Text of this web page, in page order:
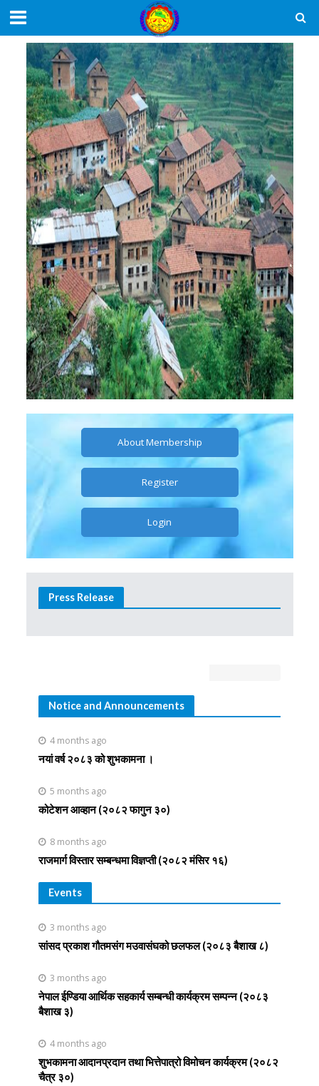
About Membership
Register
Login
Press Release
Notice and Announcements
4 months ago
नयां वर्ष २०८३ को शुभकामना ।
5 months ago
कोटेशन आव्हान (२०८२ फागुन ३०)
8 months ago
राजमार्ग विस्तार सम्बन्धमा विज्ञप्ती (२०८२ मंसिर १६)
Events
3 months ago
सांसद प्रकाश गौतमसंग मउवासंघको छलफल (२०८३ बैशाख ८)
3 months ago
नेपाल ईण्डिया आर्थिक सहकार्य सम्बन्धी कार्यक्रम सम्पन्न (२०८३
बैशाख ३)
4 months ago
शुभकामना आदानप्रदान तथा भित्तेपात्रो विमोचन कार्यक्रम (२०८२
चैत्र ३०)